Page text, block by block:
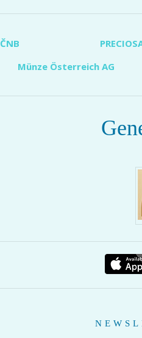
ČNB
Münze Österreich AG